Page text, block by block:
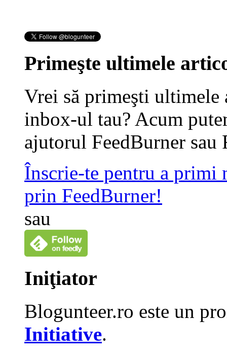
Primeşte ultimele
Vrei să primeşti
inbox-ul tau? Acum
ajutorul FeedBurner sau
Înscrie-te pentru a primi
prin FeedBurner!
sau
Iniţiator
Blogunteer.ro este un
Initiative.